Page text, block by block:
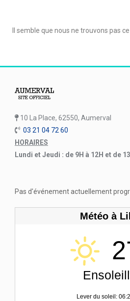
Il semble que nous ne trouvons pas
10 La Place, 62550, Aumerval
03 21 04 72 60
HORAIRES
Lundi et Jeudi : de 9H à 12H et de
Pas d'événement actuellement
Météo à
Lever du soleil: